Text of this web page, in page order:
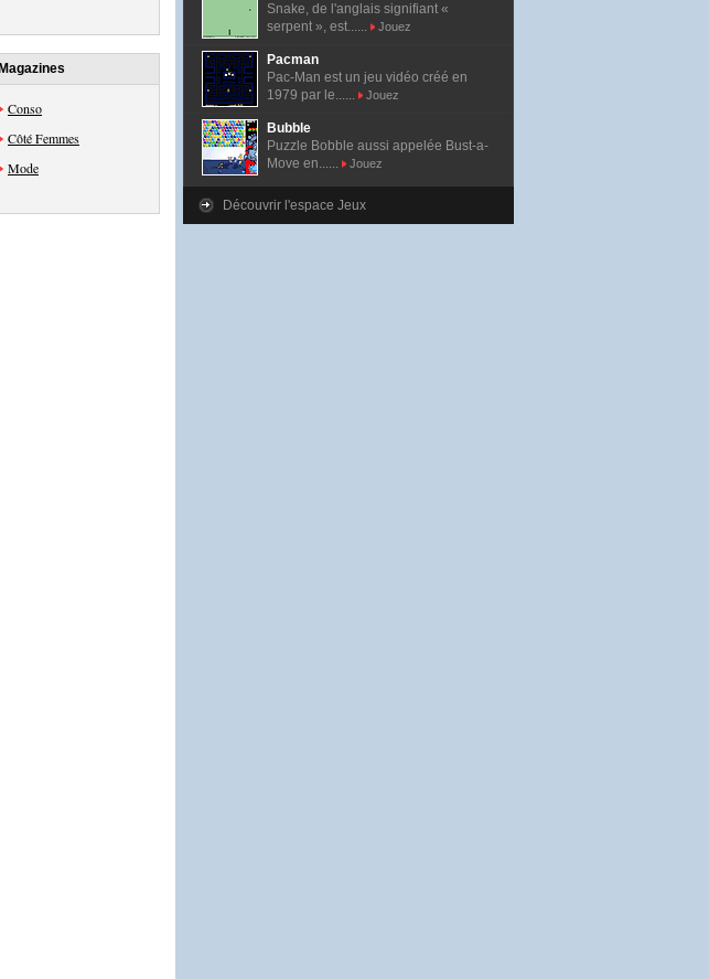
Magazines
Conso
Côté Femmes
Mode
Snake, de l'anglais signifiant «
serpent », est......
Jouez
Pacman
Pac-Man est un jeu vidéo créé en
1979 par le......
Jouez
Bubble
Puzzle Bobble aussi appelée Bust-a-
Move en......
Jouez
Découvrir l'espace Jeux